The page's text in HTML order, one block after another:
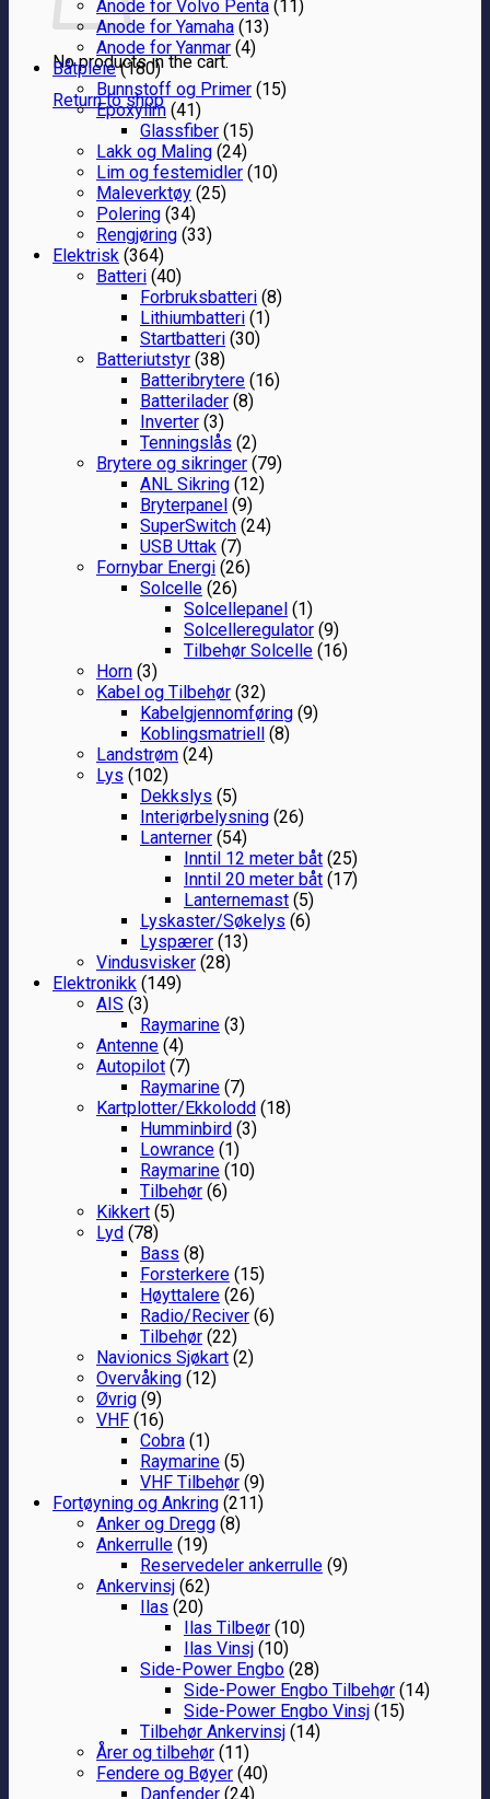
No products in the cart.
Return to shop
Anode for Volvo Penta (11)
Anode for Yamaha (13)
Anode for Yanmar (4)
Båtpleie (180)
Bunnstoff og Primer (15)
Epoxylim (41)
Glassfiber (15)
Lakk og Maling (24)
Lim og festemidler (10)
Maleverktøy (25)
Polering (34)
Rengjøring (33)
Elektrisk (364)
Batteri (40)
Forbruksbatteri (8)
Lithiumbatteri (1)
Startbatteri (30)
Batteriutstyr (38)
Batteribrytere (16)
Batterilader (8)
Inverter (3)
Tenningslås (2)
Brytere og sikringer (79)
ANL Sikring (12)
Bryterpanel (9)
SuperSwitch (24)
USB Uttak (7)
Fornybar Energi (26)
Solcelle (26)
Solcellepanel (1)
Solcelleregulator (9)
Tilbehør Solcelle (16)
Horn (3)
Kabel og Tilbehør (32)
Kabelgjennomføring (9)
Koblingsmatriell (8)
Landstrøm (24)
Lys (102)
Dekkslys (5)
Interiørbelysning (26)
Lanterner (54)
Inntil 12 meter båt (25)
Inntil 20 meter båt (17)
Lanternemast (5)
Lyskaster/Søkelys (6)
Lyspærer (13)
Vindusvisker (28)
Elektronikk (149)
AIS (3)
Raymarine (3)
Antenne (4)
Autopilot (7)
Raymarine (7)
Kartplotter/Ekkolodd (18)
Humminbird (3)
Lowrance (1)
Raymarine (10)
Tilbehør (6)
Kikkert (5)
Lyd (78)
Bass (8)
Forsterkere (15)
Høyttalere (26)
Radio/Reciver (6)
Tilbehør (22)
Navionics Sjøkart (2)
Overvåking (12)
Øvrig (9)
VHF (16)
Cobra (1)
Raymarine (5)
VHF Tilbehør (9)
Fortøyning og Ankring (211)
Anker og Dregg (8)
Ankerrulle (19)
Reservedeler ankerrulle (9)
Ankervinsj (62)
Ilas (20)
Ilas Tilbeør (10)
Ilas Vinsj (10)
Side-Power Engbo (28)
Side-Power Engbo Tilbehør (14)
Side-Power Engbo Vinsj (15)
Tilbehør Ankervinsj (14)
Årer og tilbehør (11)
Fendere og Bøyer (40)
Danfender (24)